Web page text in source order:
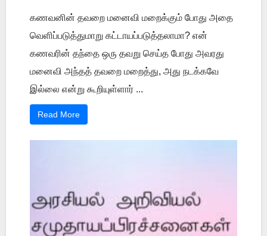
கணவனின் தவறை மனைவி மறைக்கும் போது அதை
வெளிப்படுத்துமாறு கட்டாயப்படுத்தலாமா? என்
கணவரின் தந்தை ஒரு தவறு செய்த போது அவரது
மனைவி அந்தத் தவறை மறைத்து, அது நடக்கவே
இல்லை என்று கூறியுள்ளார் ...
Read More